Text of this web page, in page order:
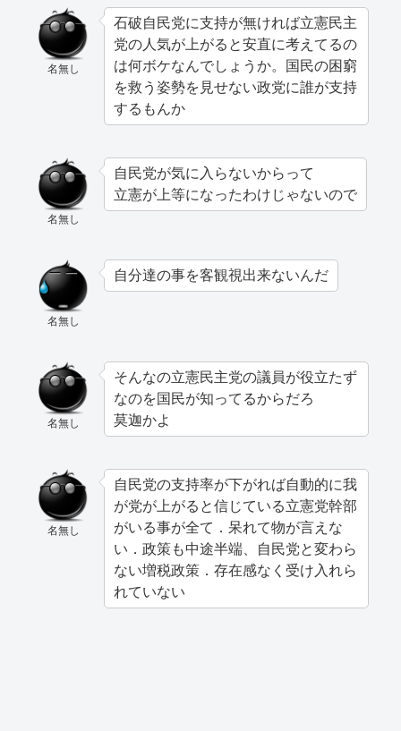
名無し
石破自民党に支持が無ければ立憲民主
党の人気が上がると安直に考えてるの
は何ボケなんでしょうか。国民の困窮
を救う姿勢を見せない政党に誰が支持
するもんか
名無し
自民党が気に入らないからって
立憲が上等になったわけじゃないので
名無し
自分達の事を客観視出来ないんだ
名無し
そんなの立憲民主党の議員が役立たず
なのを国民が知ってるからだろ
莫迦かよ
名無し
自民党の支持率が下がれば自動的に我
が党が上がると信じている立憲党幹部
がいる事が全て．呆れて物が言えな
い．政策も中途半端、自民党と変わら
ない増税政策．存在感なく受け入れら
れていない